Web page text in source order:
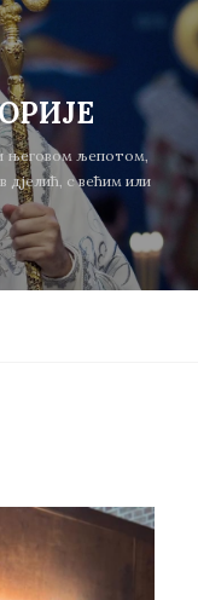
његовом љепотом,
дјелић, с већим или